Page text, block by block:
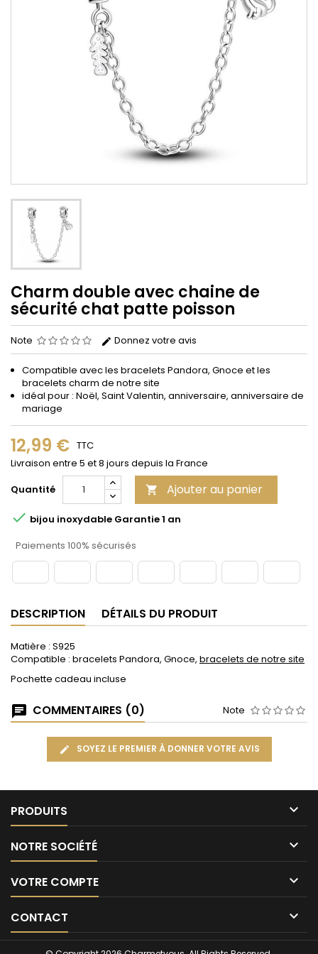
Charm double avec chaine de
sécurité chat patte poisson
Note Donnez votre avis
Compatible avec les bracelets Pandora, Gnoce et les
bracelets charm de notre site
idéal pour : Noël, Saint Valentin, anniversaire, anniversaire de
mariage
12,99 € TTC
Livraison entre 5 et 8 jours depuis la France
Quantité
 Ajouter au panier
 bijou inoxydable Garantie 1 an
Paiements 100% sécurisés
DESCRIPTION DÉTAILS DU PRODUIT
Matière : S925
Compatible : bracelets Pandora, Gnoce, bracelets de notre site
Pochette cadeau incluse
COMMENTAIRES (0) Note
SOYEZ LE PREMIER À DONNER VOTRE AVIS
PRODUITS 
NOTRE SOCIÉTÉ 
VOTRE COMPTE 
CONTACT 